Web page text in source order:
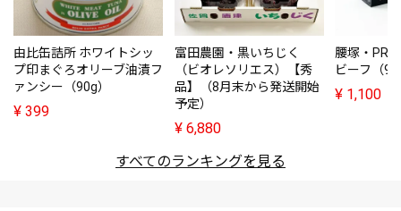
由比缶詰所 ホワイトシッ
プ印まぐろオリーブ油漬フ
ァンシー（90g）
¥ 399
富田農園・黒いちじく
（ビオレソリエス）【秀
品】（8月末から発送開始
予定）
¥ 6,880
腰塚・
ビーフ（
¥ 1,100
すべてのランキングを見る